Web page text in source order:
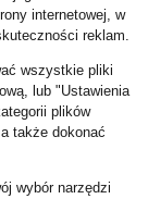
internetowej, w
reklam.
wszystkie pliki
lub "Ustawienia
plików
także dokonać
wybór narzędzi